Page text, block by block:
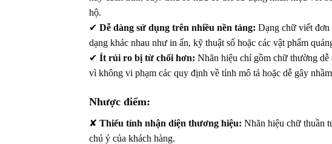
hộ.
✔ Dễ dàng sử dụng trên nhiều nền tảng: Dạng chữ viết đơn
dạng khác nhau như in ấn, kỹ thuật số hoặc các vật phẩm
✔ Ít rủi ro bị từ chối hơn: Nhãn hiệu chỉ gồm chữ thường
vì không vi phạm các quy định về tính mô tả hoặc dễ gây
Nhược điểm:
✘ Thiếu tính nhận diện thương hiệu: Nhãn hiệu chữ thuần
chú ý của khách hàng.